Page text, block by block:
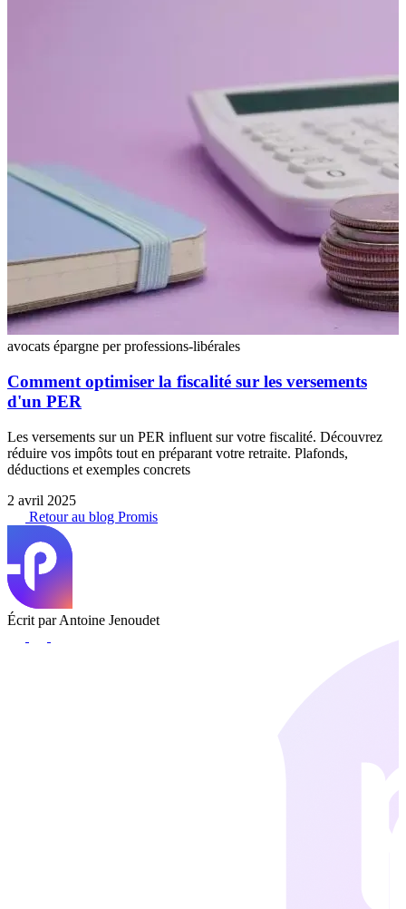
avocats épargne perprofessions-libérales
Comment optimiser la fiscalité sur les versements
d'un PER
Les versements sur un PER influent sur votre fiscalité. Découvrez
réduire vos impôts tout en préparant votre retraite. Plafonds,
déductions et exemples concrets
2 avril 2025
Retour au blog Promis
Écrit par Antoine Jenoudet